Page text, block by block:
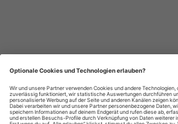
Datenschutzhinweise
Impressum